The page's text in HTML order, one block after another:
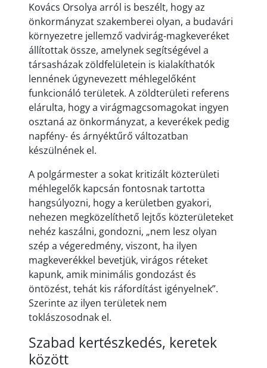
Kovács Orsolya arról is beszélt, hogy az
önkormányzat szakemberei olyan, a budavári
környezetre jellemző vadvirág-magkeveréket
állítottak össze, amelynek segítségével a
társasházak zöldfelületein is kialakíthatók
lennének úgynevezett méhlegelőként
funkcionáló területek. A zöldterületi referens
elárulta, hogy a virágmagcsomagokat ingyen
osztaná az önkormányzat, a keverékek pedig
napfény- és árnyéktűrő változatban
készülnének el.
A polgármester a sokat kritizált közterületi
méhlegelők kapcsán fontosnak tartotta
hangsúlyozni, hogy a kerületben gyakori,
nehezen megközelíthető lejtős közterületeket
nehéz kaszálni, gondozni, „nem lesz olyan
szép a végeredmény, viszont, ha ilyen
magkeverékkel bevetjük, virágos réteket
kapunk, amik minimális gondozást és
öntözést, tehát kis ráfordítást igényelnek”.
Szerinte az ilyen területek nem
toklászosodnak el.
Szabad kertészkedés, keretek
között